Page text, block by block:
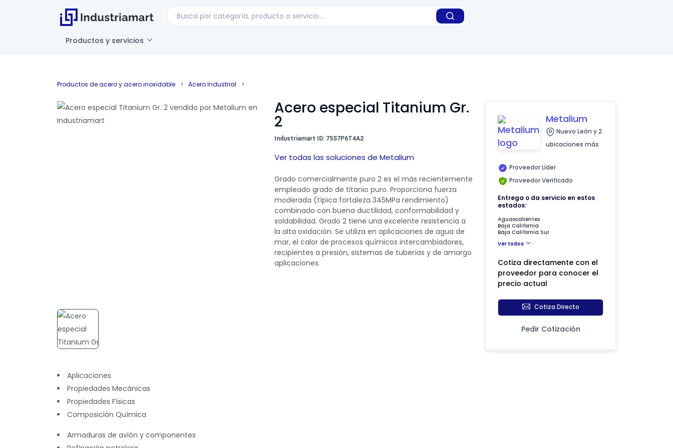
Productos y servicios
Productos de acero y acero inoxidable > Acero Industrial >
Acero especial Titanium Gr.
2
Industriamart ID: 75S7P6T4A2
Ver todas las soluciones de Metalium
Grado comercialmente puro 2 es el más recientemente
empleado grado de titanio puro. Proporciona fuerza
moderada (típica fortaleza 345MPa rendimiento)
combinado con buena ductilidad, conformabilidad y
soldabilidad. Grado 2 tiene una excelente resistencia a
la alta oxidación. Se utiliza en aplicaciones de agua de
mar, el calor de procesos químicos intercambiadores,
recipientes a presión, sistemas de tuberías y de amargo
aplicaciones.
Aplicaciones
Propiedades Mecánicas
Propiedades Físicas
Composición Química
Armaduras de avión y componentes
Metalium
Nuevo León y 2
ubicaciones más
Proveedor Líder
Proveedor Verificado
Entrega o da servicio en estos
estados:
Aguascalientes
Baja California
Baja California Sur
Ver todos
Cotiza directamente con el
proveedor para conocer el
precio actual
Cotiza Directo
Pedir Cotización